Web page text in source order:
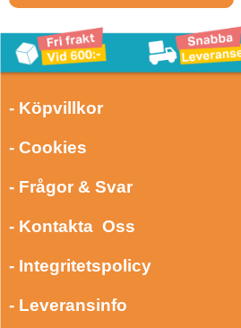
- Köpvillkor
- Cookies
- Frågor & Svar
- Kontakta Oss
- Integritetspolicy
- Leveransinfo